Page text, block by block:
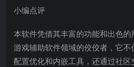
小编点评
本软件凭借其丰富的功能和出色
游戏辅助软件领域的佼佼者，它
配置优化和内嵌工具，还通过社